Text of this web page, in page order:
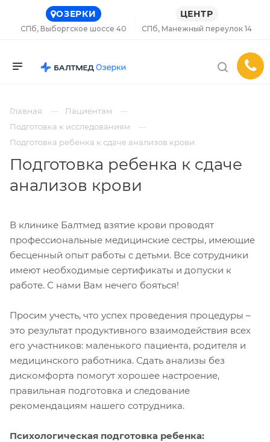
ОЗЕРКИ
СПб, Выборгское шоссе 40
ЦЕНТР
СПб, Манежный переулок 14
Главная
Пациентам
Подготовка к исследованиям
Подготовка ребенка к сдаче анализов крови
Подготовка ребенка к сдаче
анализов крови
В клинике Балтмед взятие крови проводят
профессиональные медицинские сестры, имеющие
бесценный опыт работы с детьми. Все сотрудники
имеют необходимые сертификаты и допуски к
работе. С нами Вам нечего бояться!
Просим учесть, что успех проведения процедуры –
это результат продуктивного взаимодействия всех
его участников: маленького пациента, родителя и
медицинского работника. Сдать анализы без
дискомфорта помогут хорошее настроение,
правильная подготовка и следование
рекомендациям нашего сотрудника.
Психологическая подготовка ребенка: